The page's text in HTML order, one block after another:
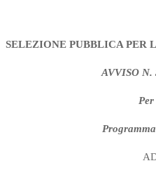
SELEZIONE PUBBLICA PER
AVVISO N.